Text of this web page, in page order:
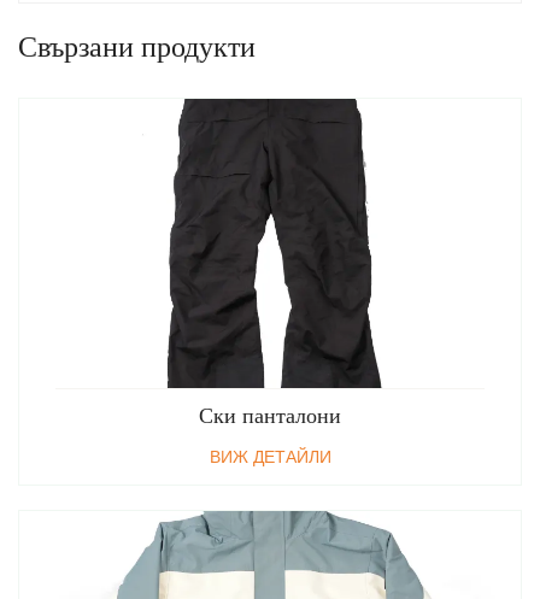
Свързани продукти
Ски панталони
ВИЖ ДЕТАЙЛИ